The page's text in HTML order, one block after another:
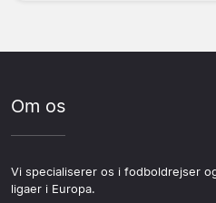
Om os
Vi specialiserer os i fodboldrejser
ligaer i Europa.